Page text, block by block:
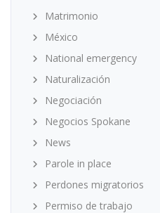
Matrimonio
México
National emergency
Naturalización
Negociación
Negocios Spokane
News
Parole in place
Perdones migratorios
Permiso de trabajo